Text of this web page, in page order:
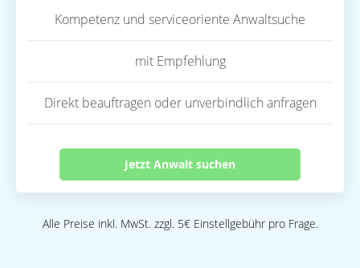
Kompetenz und serviceoriente Anwaltsuche
mit Empfehlung
Direkt beauftragen oder unverbindlich anfragen
Jetzt Anwalt suchen
Alle Preise inkl. MwSt. zzgl. 5€ Einstellgebühr pro Frage.